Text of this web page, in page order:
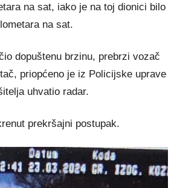
na sat, iako je na toj dionici bilo
na sat.
dopuštenu brzinu, prebrzi vozač
priopćeno je iz Policijske uprave
uhvatio radar.
prekršajni postupak.